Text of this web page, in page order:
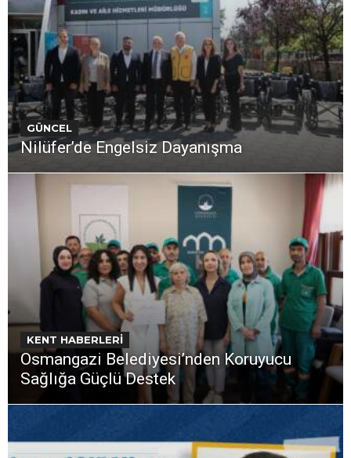
GÜNCEL
Nilüfer’de Engelsiz Dayanışma
KENT HABERLERİ
Osmangazi Belediyesi’nden Koruyucu
Sağlığa Güçlü Destek